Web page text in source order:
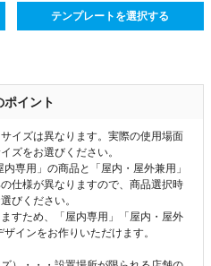
テンプレートを選択する
イント
イズは異なります。実際の使用場面
ズをお選びください。
専用」の商品と「屋内・屋外兼用」
仕様が異なりますので、商品選択時
びください。
すため、「屋内専用」「屋内・屋外
インをお作りいただけます。